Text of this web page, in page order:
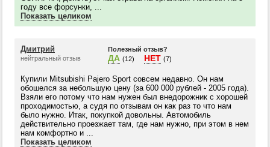
году все форсунки, ...
Показать целиком
Дмитрий
нейтральный отзыв
Полезный отзыв?
ДА (12) НЕТ (7)
Купили Mitsubishi Pajero Sport совсем недавно. Он нам
обошелся за небольшую цену (за 600 000 рублей - 2005 года).
Взяли его потому что нам нужен был внедорожник с хорошей
проходимостью, а судя по отзывам он как раз то что нам
было нужно. Итак, покупкой довольны. Автомобиль
действительно проезжает там, где нам нужно, при этом в нем
нам комфортно и ...
Показать целиком